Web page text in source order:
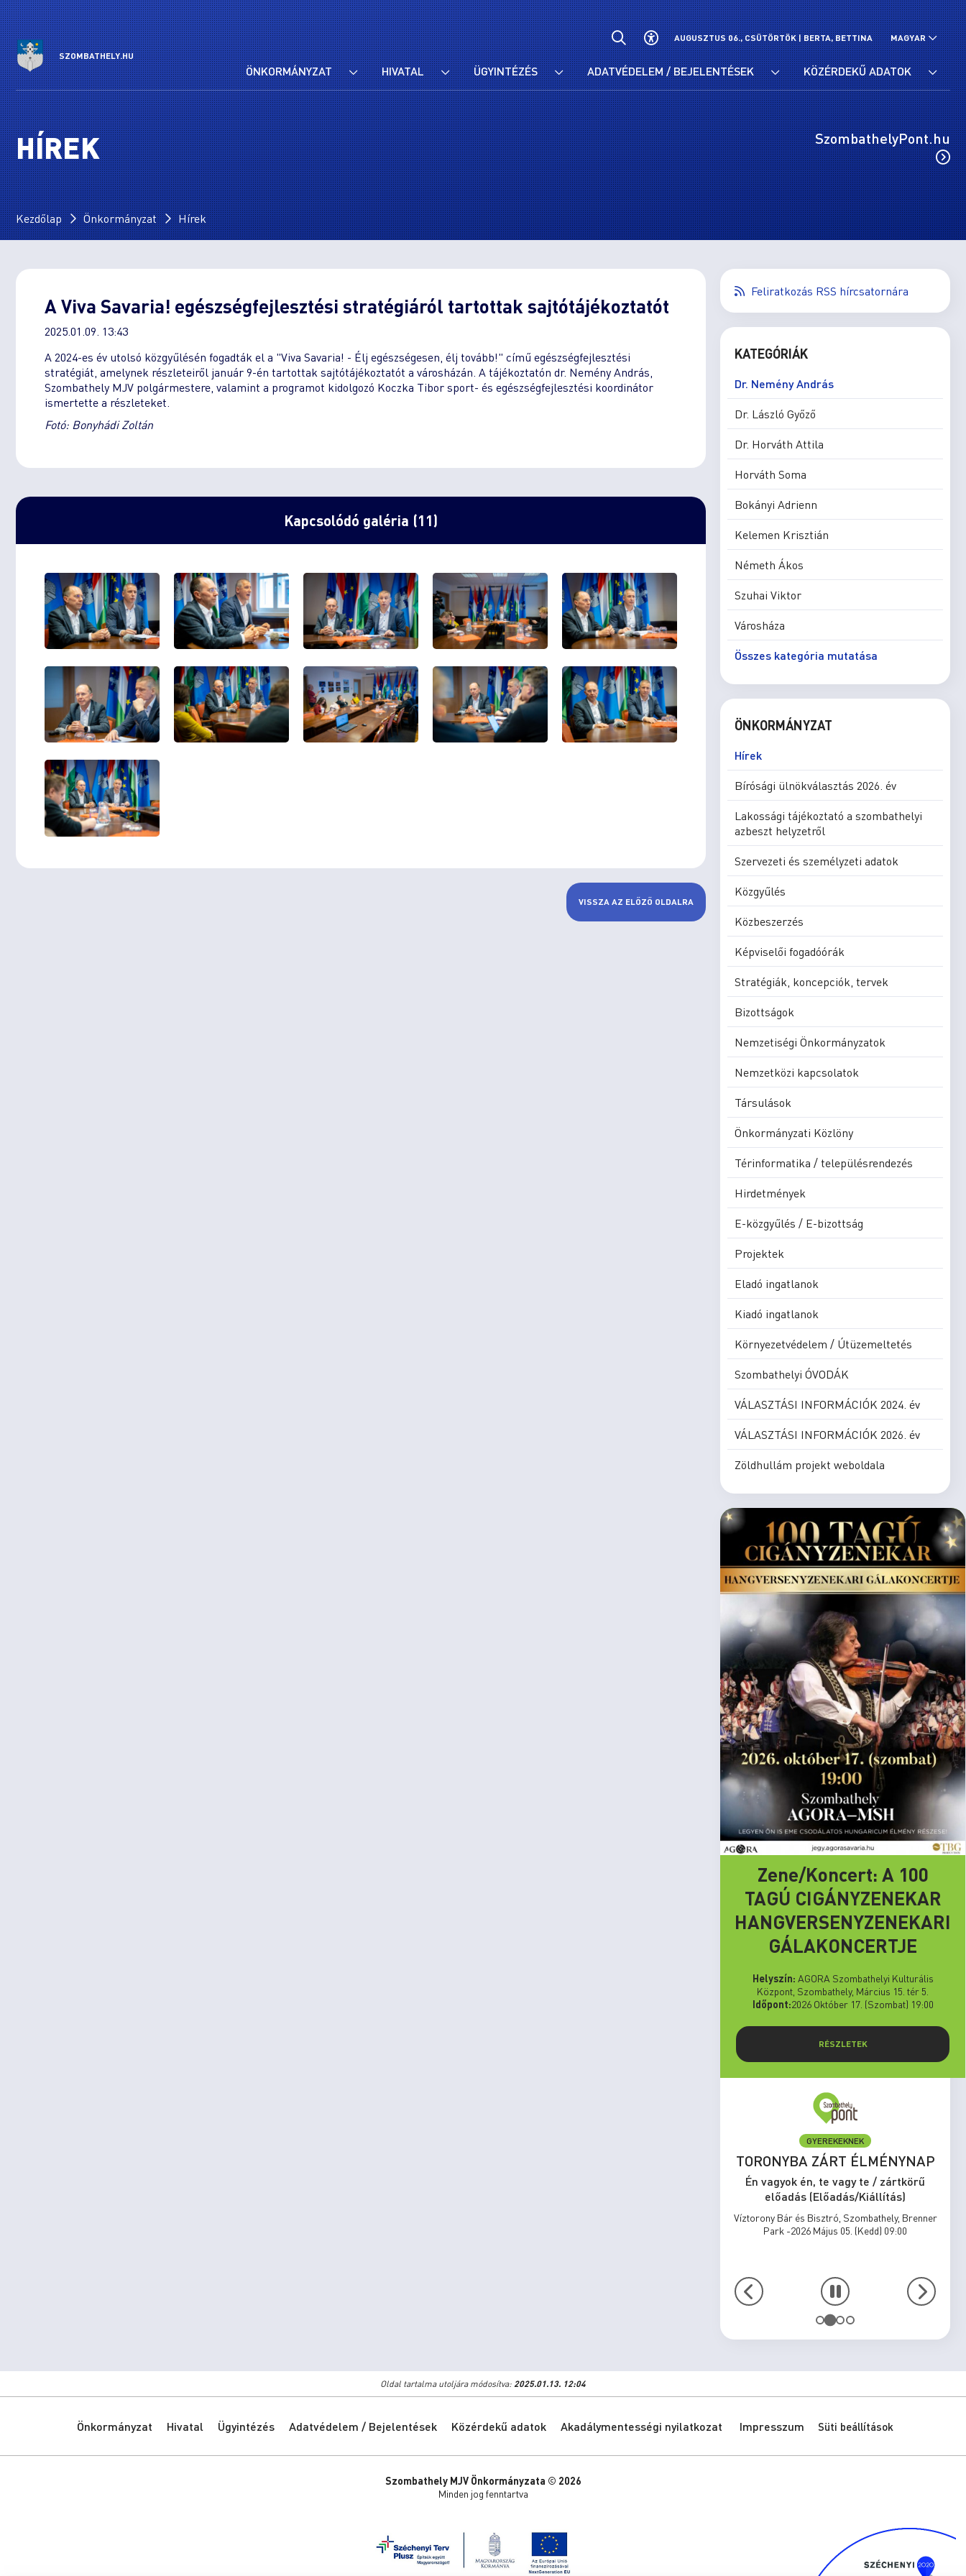
SZOMBATHELY.HU
AUGUSZTUS 06., CSÜTÖRTÖK |BERTA, BETTINA MAGYAR
ÖNKORMÁNYZAT HIVATAL ÜGYINTÉZÉS ADATVÉDELEM / BEJELENTÉSEK KÖZÉRDEKŰ ADATOK
HÍREK SzombathelyPont.hu
Kezdőlap Önkormányzat Hírek
A Viva Savaria! egészségfejlesztési stratégiáról tartottak sajtótájékoztatót
2025.01.09. 13:43
A 2024-es év utolsó közgyűlésén fogadták el a "Viva Savaria! - Élj egészségesen, élj tovább!" című egészségfejlesztési
stratégiát, amelynek részleteiről január 9-én tartottak sajtótájékoztatót a városházán. A tájékoztatón dr. Nemény András,
Szombathely MJV polgármestere, valamint a programot kidolgozó Koczka Tibor sport- és egészségfejlesztési koordinátor
ismertette a részleteket.
Fotó: Bonyhádi Zoltán
Kapcsolódó galéria (11)
VISSZA AZ ELŐZŐ OLDALRA
Feliratkozás RSS hírcsatornára
KATEGÓRIÁK
Dr. Nemény András
Dr. László Győző
Dr. Horváth Attila
Horváth Soma
Bokányi Adrienn
Kelemen Krisztián
Németh Ákos
Szuhai Viktor
Városháza
Összes kategória mutatása
ÖNKORMÁNYZAT
Hírek
Bírósági ülnökválasztás 2026. év
Lakossági tájékoztató a szombathelyi
azbeszt helyzetről
Szervezeti és személyzeti adatok
Közgyűlés
Közbeszerzés
Képviselői fogadóórák
Stratégiák, koncepciók, tervek
Bizottságok
Nemzetiségi Önkormányzatok
Nemzetközi kapcsolatok
Társulások
Önkormányzati Közlöny
Térinformatika / településrendezés
Hirdetmények
E-közgyűlés / E-bizottság
Projektek
Eladó ingatlanok
Kiadó ingatlanok
Környezetvédelem / Útüzemeltetés
Szombathelyi ÓVODÁK
VÁLASZTÁSI INFORMÁCIÓK 2024. év
VÁLASZTÁSI INFORMÁCIÓK 2026. év
Zöldhullám projekt weboldala
Zene/Koncert: A 100
TAGÚ CIGÁNYZENEKAR
HANGVERSENYZENEKARI
GÁLAKONCERTJE
Helyszín: AGORA Szombathelyi Kulturális
Központ, Szombathely, Március 15. tér 5.
Időpont:2026 Október 17. (Szombat) 19:00
RÉSZLETEK
ELŐADÁS/KIÁLLÍTÁS
MEGÁLLNI TILOS,
NOSZTALGIÁZNI KÖTELEZŐ
Én vagyok én, te vagy te / zártkörű
előadás (Előadás/Kiállítás)
Víztorony Bár és Bisztró, Szombathely, Brenner
Oldal tartalma utoljára módosítva: 2025.01.13. 12:04
Önkormányzat Hivatal Ügyintézés Adatvédelem / Bejelentések Közérdekű adatok Akadálymentességi nyilatkozat Impresszum Süti beállítások
Szombathely MJV Önkormányzata © 2026
Minden jog fenntartva